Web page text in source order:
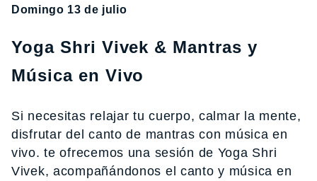
Domingo 13 de julio
Yoga Shri Vivek & Mantras y
Música en Vivo
Si necesitas relajar tu cuerpo, calmar la mente,
disfrutar del canto de mantras con música en
vivo. te ofrecemos una sesión de Yoga Shri
Vivek, acompañándonos el canto y música en